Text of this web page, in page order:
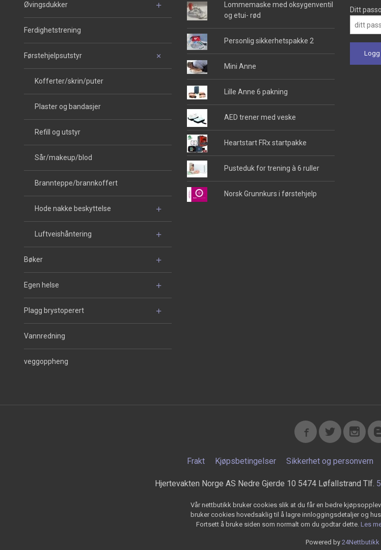
Øvingsdukker
Ferdighetstrening
Førstehjelpsutstyr
Kofferter/skrin/puter
Plaster og bandasjer
Refill og utstyr
Sår/makeup/blod
Brannteppe/brannkoffert
Hode nakke beskyttelse
Luftveishåntering
Bøker
Egen helse
Plagg brystoperert
Vannredning
veggoppheng
Lommemaske med oksygenventil
og etui- rød
Personlig sikkerhetspakke 2
Mini Anne
Lille Anne 6 pakning
AED trener med veske
Heartstart FRx startpakke
Pusteduk for trening à 6 ruller
Norsk Grunnkurs i førstehjelp
Ditt
Frakt Kjøpsbetingelser Sikkerhet og personvern
Hjertevakten Norge AS Nedre Gjerde 10 5474 Løfallstrand Tlf.
Vår nettbutikk bruker cookies slik at du får en bedre
bruker cookies hovedsaklig til å lagre innloggingsdetaljer og
Fortsett å bruke siden som normalt om du godtar dette. Les
Powered by 24Nettbutikk